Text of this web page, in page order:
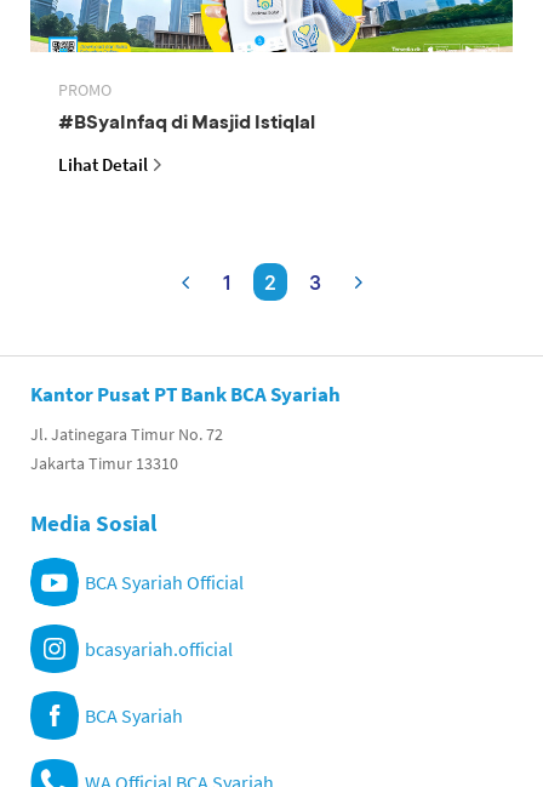
PROMO
#BSyaInfaq di Masjid Istiqlal
Lihat Detail
1 2 3
Kantor Pusat PT Bank BCA Syariah
Jl. Jatinegara Timur No. 72
Jakarta Timur 13310
Media Sosial
BCA Syariah Official
bcasyariah.official
BCA Syariah
WA Official BCA Syariah